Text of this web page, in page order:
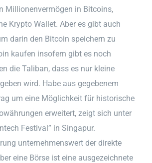
Millionenvermögen in Bitcoins,
Krypto Wallet. Aber es gibt auch
darin den Bitcoin speichern zu
kaufen insofern gibt es noch
die Taliban, dass es nur kleine
wird. Habe aus gegebenem
um eine Möglichkeit für historische
erweitert, zeigt sich unter
Festival” in Singapur.
unternehmenswert der direkte
eine Börse ist eine ausgezeichnete